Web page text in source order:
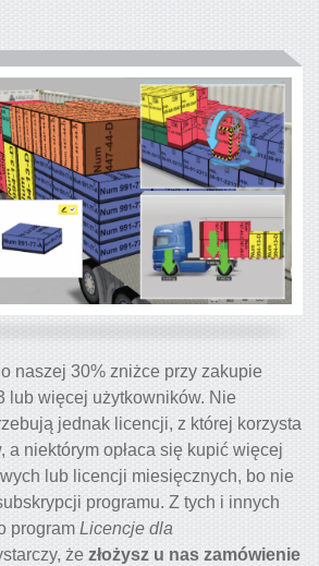
o naszej 30% zniżce przy zakupie
lub więcej użytkowników. Nie
jednak licencji, z której korzysta
a niektórym opłaca się kupić więcej
lub licencji miesięcznych, bo nie
programu. Z tych i innych
program Licencje dla
że złożysz u nas zamówienie